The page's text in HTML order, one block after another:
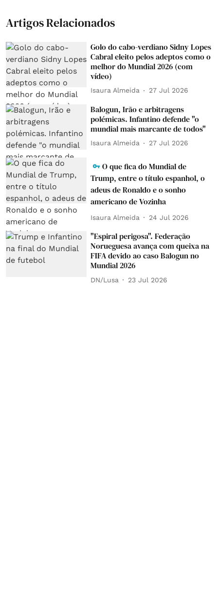
Artigos Relacionados
Golo do cabo-verdiano Sidny Lopes
Cabral eleito pelos adeptos como o
melhor do Mundial 2026 (com
vídeo)
Isaura Almeida 27 Jul 2026
Balogun, Irão e arbitragens
polémicas. Infantino defende "o
mundial mais marcante de todos"
Isaura Almeida 27 Jul 2026
O que fica do Mundial de
Trump, entre o título espanhol, o
adeus de Ronaldo e o sonho
americano de Vozinha
Isaura Almeida 24 Jul 2026
"Espiral perigosa". Federação
Norueguesa avança com queixa na
FIFA devido ao caso Balogun no
Mundial 2026
DN/Lusa 23 Jul 2026